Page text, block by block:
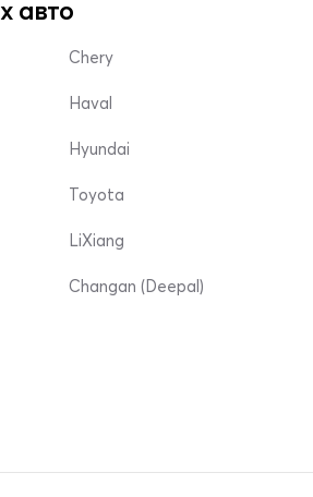
авто
Chery
Haval
Hyundai
Toyota
LiXiang
Changan (Deepal)